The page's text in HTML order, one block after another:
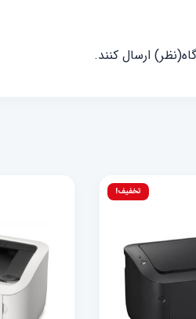
ارسال کنند.
تخفیف!